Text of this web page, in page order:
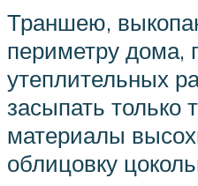
Траншею,
периметру дома,
утеплительных
засыпать только
материалы
облицовку